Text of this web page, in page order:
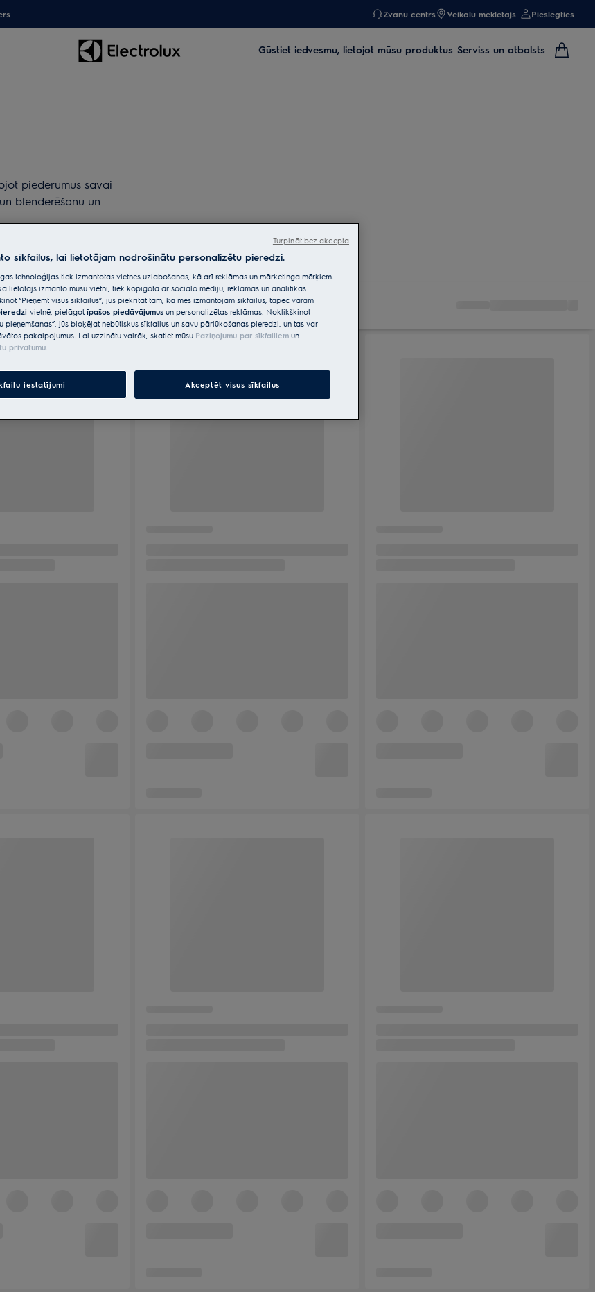
Zvanu centrs Veikalu meklētājs Pieslēgties
Gūstiet iedvesmu, lietojot mūsu produktus Serviss un atbalsts
piederumus savai
blenderēšanu un
sīkfailus, lai lietotājam nodrošinātu personalizētu pieredzi.
tehnoloģijas tiek izmantotas vietnes uzlabošanas, kā arī reklāmas un mārketinga mērķiem.
lietotājs izmanto mūsu vietni, tiek kopīgota ar sociālo mediju, reklāmas un analītikas
“Pieņemt visus sīkfailus”, jūs piekrītat tam, kā mēs izmantojam sīkfailus, tāpēc varam
vietnē, pielāgot īpašos piedāvājumus un personalizētas reklāmas. Noklikšķinot
pieņemšanas”, jūs bloķējat nebūtiskus sīkfailus un savu pārlūkošanas pieredzi, un tas var
pakalpojumus. Lai uzzinātu vairāk, skatiet mūsu Paziņojumu par sīkfailiem un
privātumu.
iestatījumi Akceptēt visus sīkfailus
Turpināt bez akcepta